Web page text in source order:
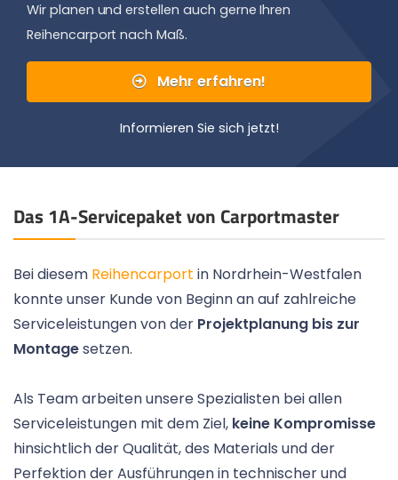
Wir planen und erstellen auch gerne Ihren
Reihencarport nach Maß.
Mehr erfahren!
Informieren Sie sich jetzt!
Das 1A-Servicepaket von Carportmaster
Bei diesem Reihencarport in Nordrhein-Westfalen
konnte unser Kunde von Beginn an auf zahlreiche
Serviceleistungen von der Projektplanung bis zur
Montagesetzen.
Als Team arbeiten unsere Spezialisten bei allen
Serviceleistungen mit dem Ziel, keine Kompromisse
hinsichtlich der Qualität, des Materials und der
Perfektion der Ausführungen in technischer und